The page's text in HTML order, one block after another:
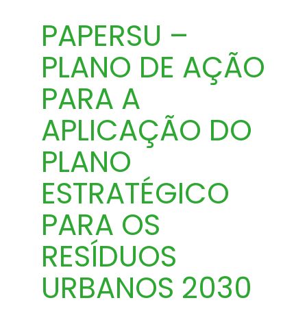
PAPERSU –
PLANO DE AÇÃO
PARA A
APLICAÇÃO DO
PLANO
ESTRATÉGICO
PARA OS
RESÍDUOS
URBANOS 2030